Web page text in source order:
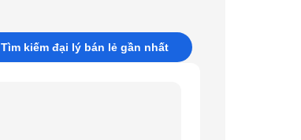
Tìm kiếm đại lý bán lẻ gần nhất